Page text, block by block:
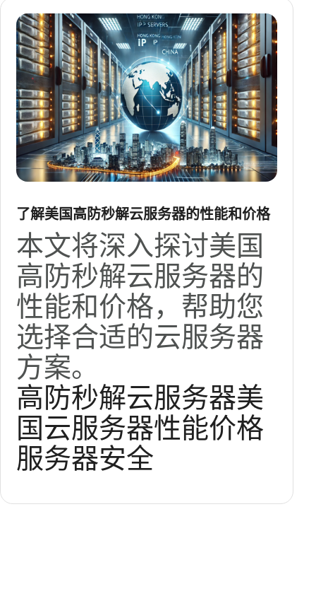
了解美国高防秒解云服务器的性能和价格
本文将深入探讨美国
高防秒解云服务器的
性能和价格，帮助您
选择合适的云服务器
方案。
高防秒解云服务器美
国云服务器性能价格
服务器安全